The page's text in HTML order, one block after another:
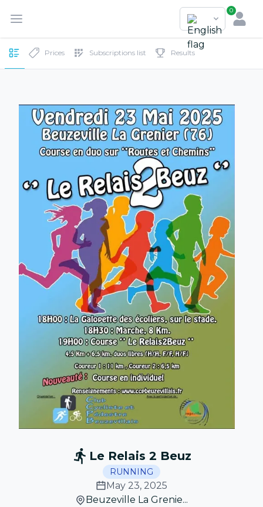
0
Prices Subscriptions list Results
Le Relais 2 Beuz
RUNNING
May 23, 2025
Beuzeville La Grenie...